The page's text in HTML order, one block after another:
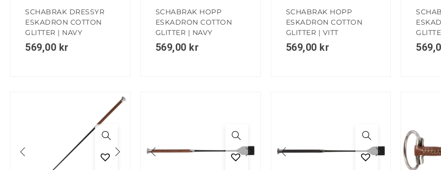
SCHABRAK DRESSYR
ESKADRON COTTON
GLITTER | NAVY
569,00 kr
SCHABRAK HOPP
ESKADRON COTTON
GLITTER | NAVY
569,00 kr
SCHABRAK HOPP
ESKADRON COTTON
GLITTER | VITT
569,00 kr